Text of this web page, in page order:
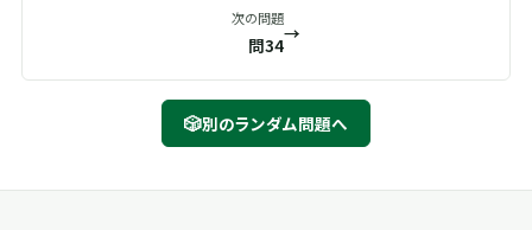
次の問題
問34
→
🎲別のランダム問題へ